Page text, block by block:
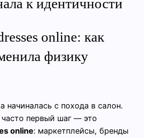
к идентичности
online: как
физику
начиналась с похода в салон.
часто первый шаг — это
online: маркетплейсы, бренды